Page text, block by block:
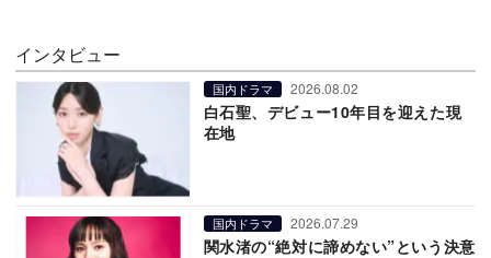
インタビュー
国内ドラマ 2026.08.02
白石聖、デビュー10年目を迎えた現
在地
国内ドラマ 2026.07.29
関水渚の“絶対に諦めない”という決意